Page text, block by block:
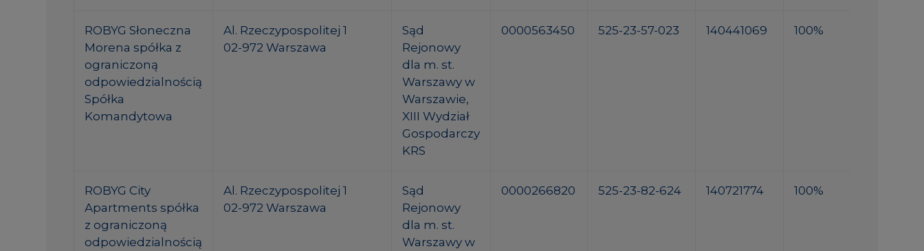
ROBYG Słoneczna
Morena spółka z
ograniczoną
odpowiedzialnością
Spółka
Komandytowa
Al. Rzeczypospolitej 1
02-972 Warszawa
Sąd
Rejonowy
dla m. st.
Warszawy w
Warszawie,
XIII Wydział
Gospodarczy
KRS
0000563450 525-23-57-023 140441069 100%
ROBYG City
Apartments spółka
z ograniczoną
odpowiedzialnością
Al. Rzeczypospolitej 1
02-972 Warszawa
Sąd
Rejonowy
dla m. st.
Warszawy w
0000266820 525-23-82-624 140721774 100%